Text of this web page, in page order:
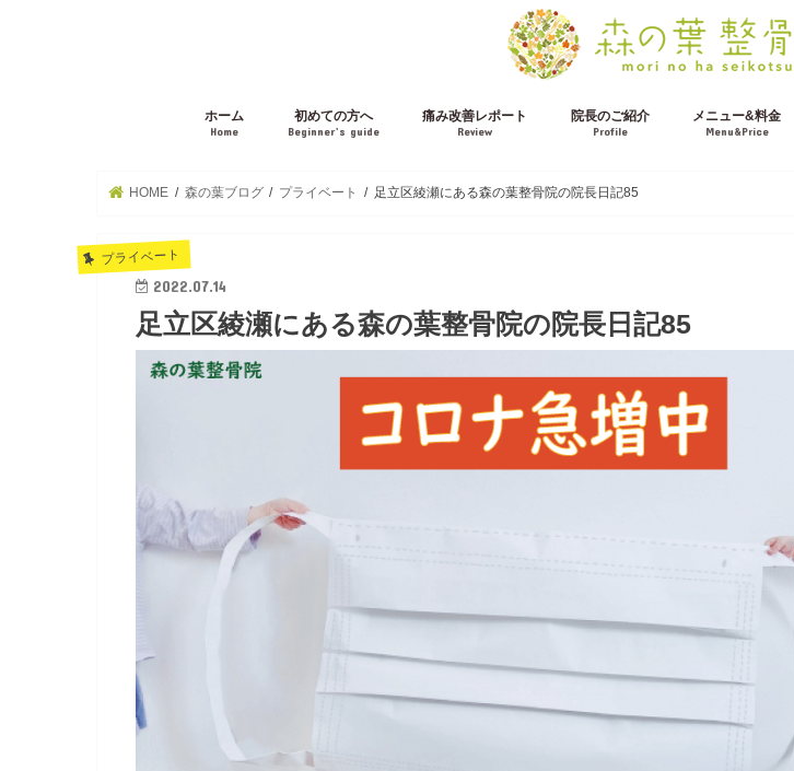
ホーム
Home
初めての方へ
Beginner’s guide
痛み改善レポート
Review
院長のご紹介
Profile
メニュー&料金
Menu&Price
HOME 森の葉ブログ プライベート 足立区綾瀬にある森の葉整骨院の院長日記85
プライベート
2022.07.14
足立区綾瀬にある森の葉整骨院の院長日記85